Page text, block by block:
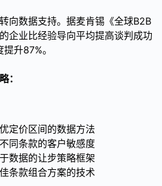
向数据支持。据麦肯锡《全球B2B
企业比经验导向平均提高谈判成功
升87%。
：
定价区间的数据方法
同条款的客户敏感度
数据的让步策略框架
条款组合方案的技术